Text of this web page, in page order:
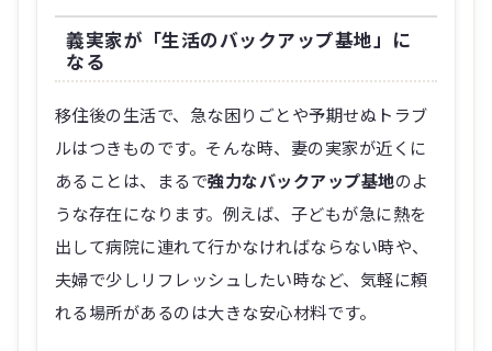
義実家が「生活のバックアップ基地」に
なる
移住後の生活で、急な困りごとや予期せぬトラブ
ルはつきものです。そんな時、妻の実家が近くに
あることは、まるで強力なバックアップ基地のよ
うな存在になります。例えば、子どもが急に熱を
出して病院に連れて行かなければならない時や、
夫婦で少しリフレッシュしたい時など、気軽に頼
れる場所があるのは大きな安心材料です。